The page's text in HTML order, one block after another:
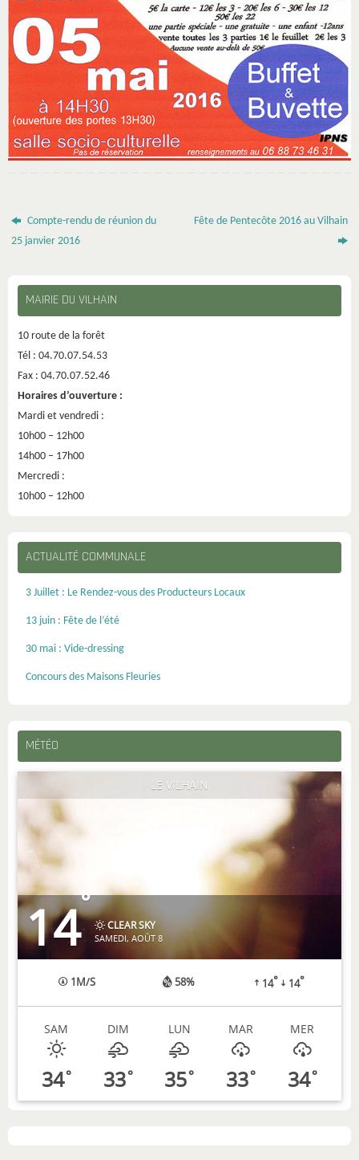
Compte-rendu de réunion du
25 janvier 2016
Fête de Pentecôte 2016 au Vilhain
MAIRIE DU VILHAIN
10 route de la forêt
Tél : 04.70.07.54.53
Fax : 04.70.07.52.46
Horaires d’ouverture :
Mardi et vendredi :
10h00 – 12h00
14h00 – 17h00
Mercredi :
10h00 – 12h00
ACTUALITÉ COMMUNALE
3 Juillet : Le Rendez-vous des Producteurs Locaux
13 juin : Fête de l’été
30 mai : Vide-dressing
Concours des Maisons Fleuries
MÉTÉO
LE VILHAIN
14°
CLEAR SKY
SAMEDI, AOÛT 8
1M/S 58% 14° 14°
SAM
34°
DIM
33°
LUN
35°
MAR
33°
MER
34°